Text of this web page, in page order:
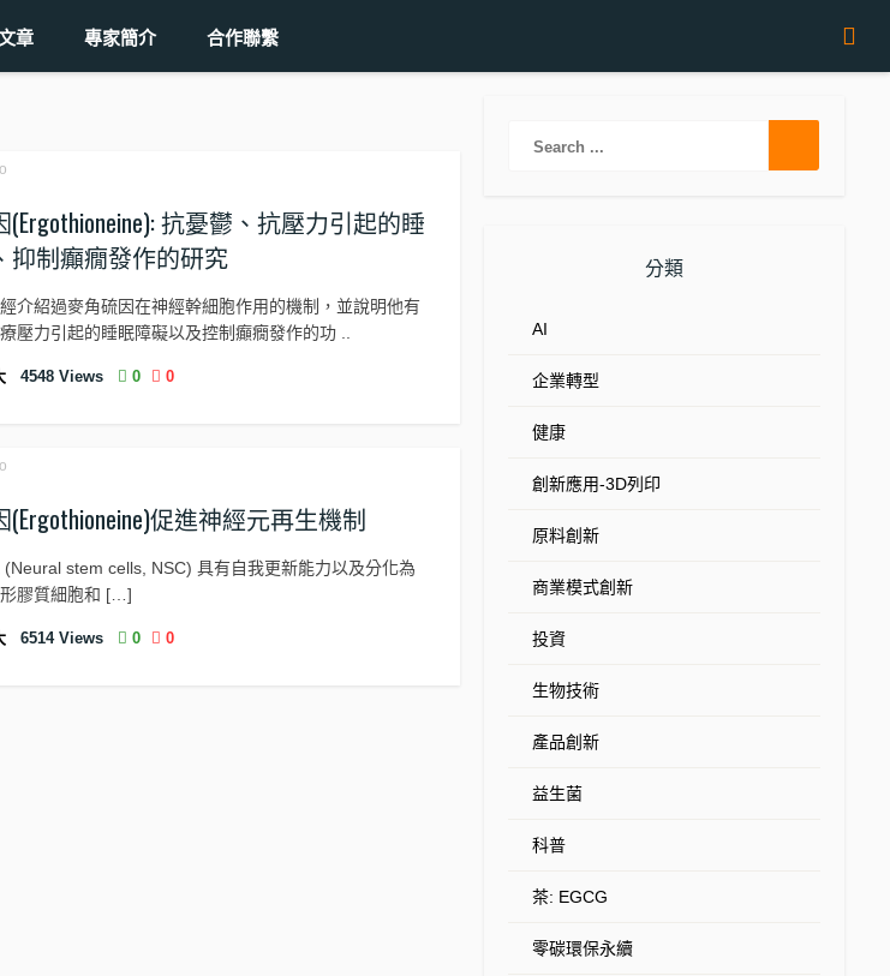
章 專家簡介 合作聯繫
抗憂鬱、抗壓力引起的睡
抑制癲癇發作的研究
介紹過麥角硫因在神經幹細胞作用的機制，並說明他有
壓力引起的睡眠障礙以及控制癲癇發作的功 ..
4548 Views 0 0
促進神經元再生機制
(Neural stem cells, NSC) 具有自我更新能力以及分化為
膠質細胞和 […]
6514 Views 0 0
分類
AI
企業轉型
健康
創新應用-3D列印
原料創新
商業模式創新
投資
生物技術
產品創新
益生菌
科普
茶: EGCG
零碳環保永續